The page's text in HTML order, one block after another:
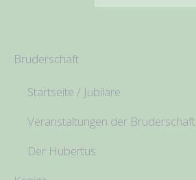
Bruderschaft
Startseite / Jubilare
Veranstaltungen der Bruderschaft
Der Hubertus